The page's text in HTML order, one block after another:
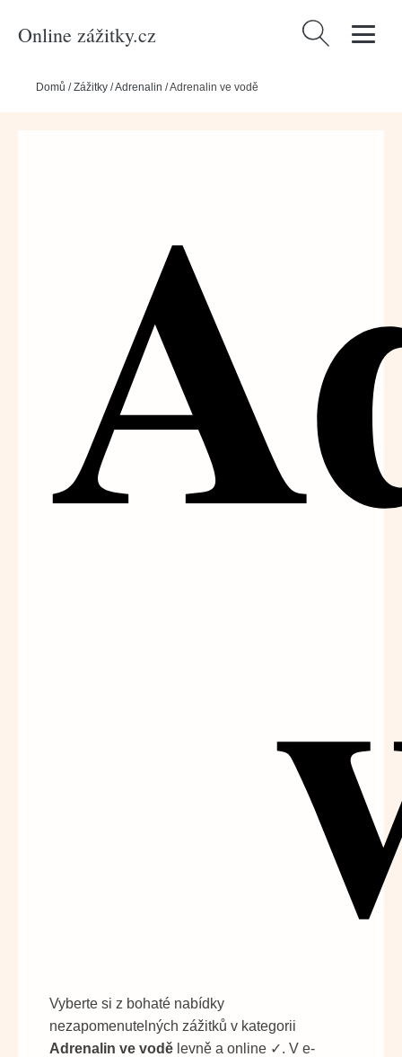
Online zážitky.cz Vyhledávání
Domů /Zážitky /Adrenalin /Adrenalin ve vodě
Vyberte si z bohaté nabídky
nezapomenutelných zážitků v kategorii
Adrenalin ve vodě levně a online ✓. V e-